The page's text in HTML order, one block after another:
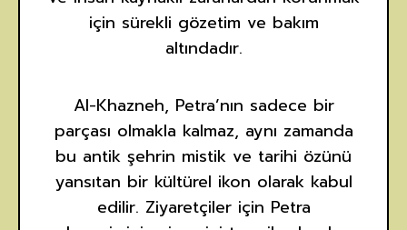
için sürekli gözetim ve bakım
altındadır.
Al-Khazneh, Petra’nın sadece bir
parçası olmakla kalmaz, aynı zamanda
bu antik şehrin mistik ve tarihi özünü
yansıtan bir kültürel ikon olarak kabul
edilir. Ziyaretçiler için Petra